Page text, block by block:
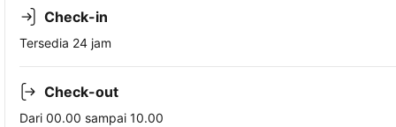
Check-in
Tersedia 24 jam
Check-out
Dari 00.00 sampai 10.00